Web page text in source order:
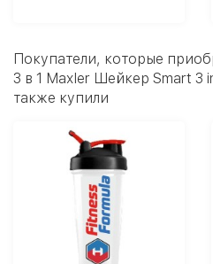
Покупатели, которые
3 в 1 Maxler Шейкер Smart 3
также купили